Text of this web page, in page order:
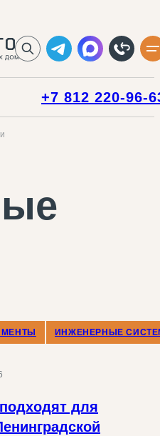
+7 812 220-96-
ИНЖЕНЕРНЫЕ
для